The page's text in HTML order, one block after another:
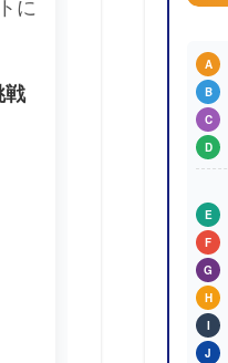
に
戦
A
B
C
D
E
F
G
H
I
J